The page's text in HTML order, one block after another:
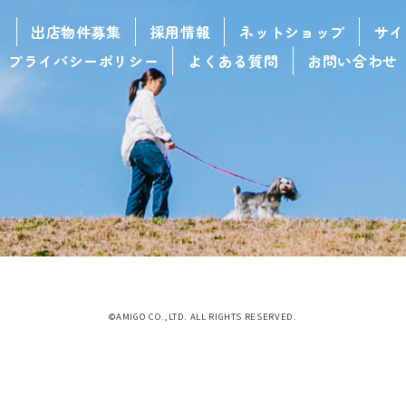
出店物件募集 採用情報 ネットショップ
サ
プライバシーポリシー
よくある質問 お問い合わせ
©AMIGO CO.,LTD. ALL RIGHTS RESERVED.